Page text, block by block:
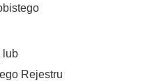
lub
Rejestru